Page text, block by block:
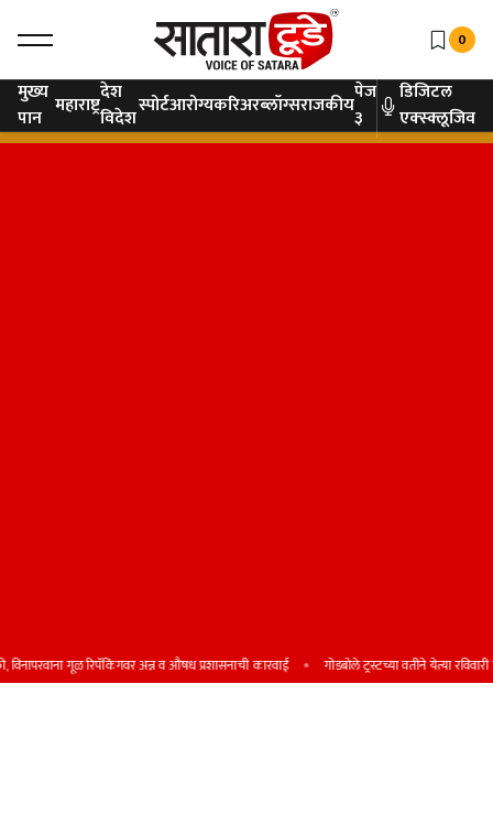
0
मुख्य
पान महाराष्ट्रदेश
विदेशस्पोर्टआरोग्यकरिअरब्लॉग्सराजकीयपेज
३
डिजिटल
एक्स्क्लूजिव
गूळ रिपॅकिंगवर अन्न व औषध प्रशासनाची कारवाई गोडबोले ट्रस्टच्या वतीने येत्या रविवारी